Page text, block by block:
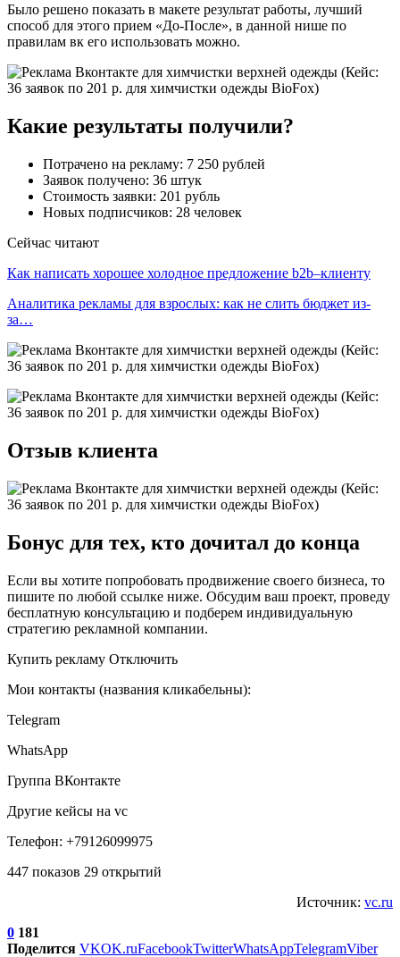
Было решено показать в макете результат работы, лучший
способ для этого прием «До-После», в данной нише по
правилам вк его использовать можно.
Какие результаты получили?
Потрачено на рекламу: 7 250 рублей
Заявок получено: 36 штук
Стоимость заявки: 201 рубль
Новых подписчиков: 28 человек
Сейчас читают
Как написать хорошее холодное предложение b2b–клиенту
Аналитика рекламы для взрослых: как не слить бюджет из-
за…
Отзыв клиента
Бонус для тех, кто дочитал до конца
Если вы хотите попробовать продвижение своего бизнеса, то
пишите по любой ссылке ниже. Обсудим ваш проект, проведу
бесплатную консультацию и подберем индивидуальную
стратегию рекламной компании.
Купить рекламу Отключить
Мои контакты (названия кликабельны):
Telegram
WhatsApp
Группа ВКонтакте
Другие кейсы на vc
Телефон: +79126099975
447 показов 29 открытий
Источник: vc.ru
0 181
Поделится VKOK.ruFacebookTwitterWhatsAppTelegramViber